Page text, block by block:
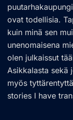
ovat todellisia.
kuin minä sen
unenomaisena
olen julkaissut
Asikkalasta sekä
myös
stories I have